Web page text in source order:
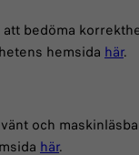
bedöma
hemsida här.
och
här.